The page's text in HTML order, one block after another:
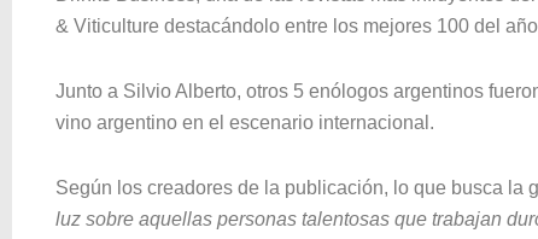
& Viticulture destacándolo entre los mejores 100 del
Junto a Silvio Alberto, otros 5 enólogos argentinos
vino argentino en el escenario internacional.
Según los creadores de la publicación, lo que busca la
luz sobre aquellas personas talentosas que trabajan